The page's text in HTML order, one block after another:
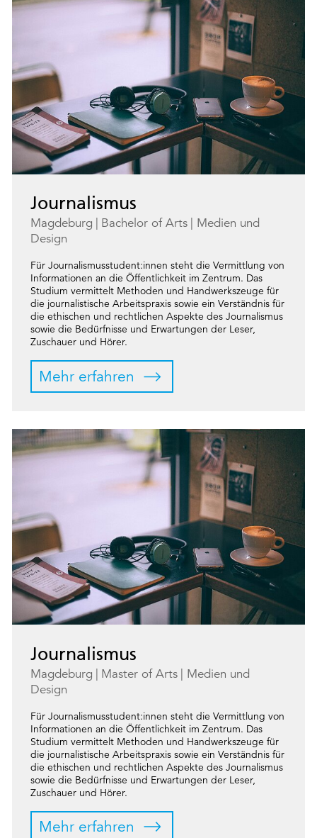
Journalismus
Magdeburg Bachelor of Arts
Medien und
Design
Für Journalismusstudent:innen steht die Vermittlung von
Informationen an die Öffentlichkeit im Zentrum. Das
Studium vermittelt Methoden und Handwerkszeuge für
die journalistische Arbeitspraxis sowie ein Verständnis für
die ethischen und rechtlichen Aspekte des Journalismus
sowie die Bedürfnisse und Erwartungen der Leser,
Zuschauer und Hörer.
Mehr erfahren
Journalismus
Magdeburg Master of Arts
Medien und
Design
Für Journalismusstudent:innen steht die Vermittlung von
Informationen an die Öffentlichkeit im Zentrum. Das
Studium vermittelt Methoden und Handwerkszeuge für
die journalistische Arbeitspraxis sowie ein Verständnis für
die ethischen und rechtlichen Aspekte des Journalismus
sowie die Bedürfnisse und Erwartungen der Leser,
Zuschauer und Hörer.
Mehr erfahren